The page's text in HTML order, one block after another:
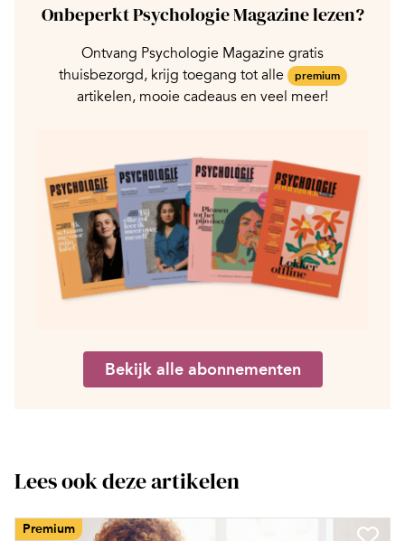
Onbeperkt Psychologie Magazine lezen?
Ontvang Psychologie Magazine gratis
thuisbezorgd, krijg toegang tot alle
premium
artikelen, mooie cadeaus en veel meer!
Bekijk alle abonnementen
Lees ook deze artikelen
Premium